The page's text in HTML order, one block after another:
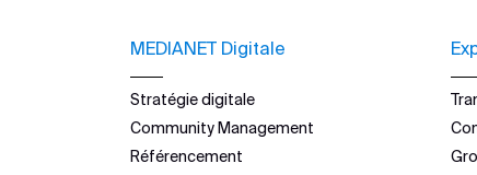
MEDIANET Digitale
Stratégie digitale
Community Management
Référencement